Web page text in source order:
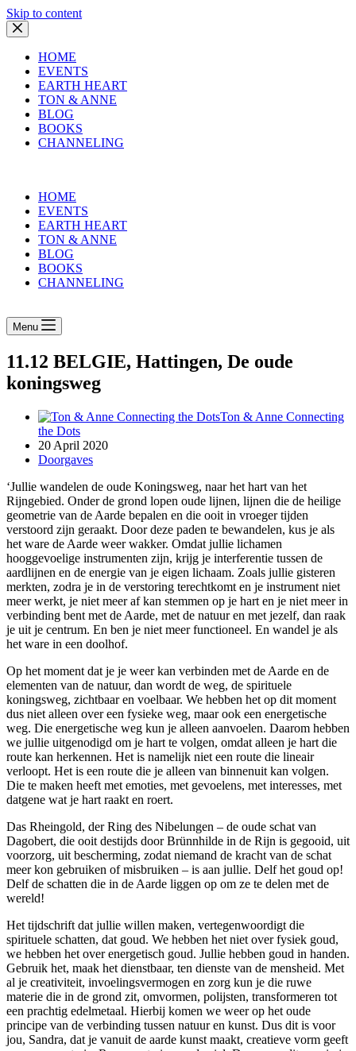
Skip to content
HOME
EVENTS
EARTH HEART
TON & ANNE
BLOG
BOOKS
CHANNELING
HOME
EVENTS
EARTH HEART
TON & ANNE
BLOG
BOOKS
CHANNELING
Menu
11.12 BELGIE, Hattingen, De oude
koningsweg
Ton & Anne Connecting
the Dots
20 April 2020
Doorgaves
‘Jullie wandelen de oude Koningsweg, naar het hart van het
Rijngebied. Onder de grond lopen oude lijnen, lijnen die de heilige
geometrie van de Aarde bepalen en die ooit in vroeger tijden
verstoord zijn geraakt. Door deze paden te bewandelen, kus je als
het ware de Aarde weer wakker. Omdat jullie lichamen
hooggevoelige instrumenten zijn, krijg je interferentie tussen de
aardlijnen en de energie van je eigen lichaam. Zoals jullie gisteren
merkten, zodra je in de verstoring terechtkomt en je instrument niet
meer werkt, je niet meer af kan stemmen op je hart en je niet meer in
verbinding bent met de Aarde, met de natuur en met jezelf, dan raak
je uit je centrum. En ben je niet meer functioneel. En wandel je als
het ware in een doolhof.
Op het moment dat je je weer kan verbinden met de Aarde en de
elementen van de natuur, dan wordt de weg, de spirituele
koningsweg, zichtbaar en voelbaar. We hebben het op dit moment
dus niet alleen over een fysieke weg, maar ook een energetische
weg. Die energetische weg kun je alleen aanvoelen. Daarom hebben
we jullie uitgenodigd om je hart te volgen, omdat alleen je hart die
route kan herkennen. Het is namelijk niet een route die lineair
verloopt. Het is een route die je alleen van binnenuit kan volgen.
Die te maken heeft met emoties, met gevoelens, met interesses, met
datgene wat je hart raakt en roert.
Das Rheingold, der Ring des Nibelungen – de oude schat van
Dagobert, die ooit destijds door Brünnhilde in de Rijn is gegooid, uit
voorzorg, uit bescherming, zodat niemand de kracht van de schat
meer kon gebruiken of misbruiken – is aan jullie. Delf het goud op!
Delf de schatten die in de Aarde liggen op om ze te delen met de
wereld!
Het tijdschrift dat jullie willen maken, vertegenwoordigt die
spirituele schatten, dat goud. We hebben het niet over fysiek goud,
we hebben het over energetisch goud. Jullie hebben goud in handen.
Gebruik het, maak het dienstbaar, ten dienste van de mensheid. Met
al je creativiteit, invoelingsvermogen en zorg kun je die ruwe
materie die in de grond zit, omvormen, polijsten, transformeren tot
een prachtig edelmetaal. Hierbij komen we weer op het oude
principe van de verbinding tussen natuur en kunst. Dus dit is voor
jou, Sandra, dat je vanuit de aarde kunst maakt, creatieve vorm geeft